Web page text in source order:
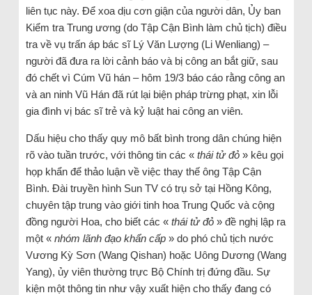
liên tục này. Để xoa dịu cơn giận của người dân, Ủy ban
Kiểm tra Trung ương (do Tập Cận Bình làm chủ tịch) điều
tra về vụ trấn áp bác sĩ Lý Văn Lượng (Li Wenliang) –
người đã đưa ra lời cảnh báo và bị công an bắt giữ, sau
đó chết vì Cúm Vũ hán – hôm 19/3 báo cáo rằng công an
và an ninh Vũ Hán đã rút lại biện pháp trừng phạt, xin lỗi
gia đình vị bác sĩ trẻ và kỷ luật hai công an viên.
Dấu hiệu cho thấy quy mô bất bình trong dân chúng hiện
rõ vào tuần trước, với thông tin các « thái tử đỏ » kêu gọi
họp khẩn để thảo luận về việc thay thế ông Tập Cận
Bình. Đài truyền hình Sun TV có trụ sở tại Hồng Kông,
chuyên tập trung vào giới tinh hoa Trung Quốc và cộng
đồng người Hoa, cho biết các « thái tử đỏ» đề nghị lập ra
một « nhóm lãnh đạo khẩn cấp» do phó chủ tịch nước
Vương Kỳ Sơn (Wang Qishan) hoặc Uông Dương (Wang
Yang), ủy viên thường trực Bộ Chính trị đứng đầu. Sự
kiện một thông tin như vậy xuất hiện cho thấy đang có